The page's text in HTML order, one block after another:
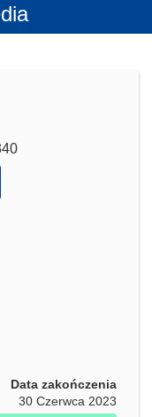
Data zakończenia
30 Czerwca 2023